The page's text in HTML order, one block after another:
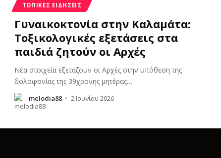
ΤΟΠΙΚΈΣ ΕΙΔΉΣΕΙΣ
Γυναικοκτονία στην Καλαμάτα:
Τοξικολογικές εξετάσεις στα
παιδιά ζητούν οι Αρχές
Νέα στοιχεία εξετάζουν οι Αρχές στην υπόθεση της
δολοφονίας της 39χρονης μητέρας…
melodia88 2 Ιουνίου 2026